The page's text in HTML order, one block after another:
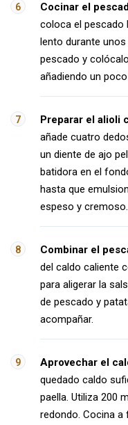
Cocinar el
coloca el pescado
lento durante
pescado y
añadiendo un
Preparar el alioli
añade cuatro
un diente de ajo
batidora en el
hasta que
espeso y cremoso.
Combinar el
del caldo caliente
para aligerar la
de pescado y
acompañar.
Aprovechar el
quedado caldo
paella. Utiliza 200
redondo. Cocina a